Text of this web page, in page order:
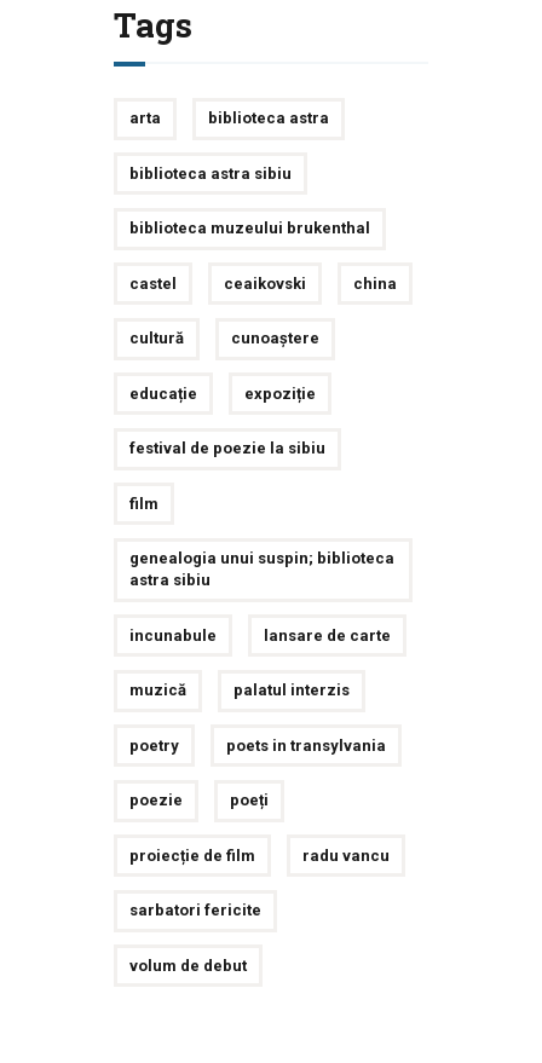
Tags
arta biblioteca astra
biblioteca astra sibiu
biblioteca muzeului brukenthal
castel ceaikovski china
cultură cunoaștere
educație expoziție
festival de poezie la sibiu
film
genealogia unui suspin; biblioteca
astra sibiu
incunabule lansare de carte
muzică palatul interzis
poetry poets in transylvania
poezie poeți
proiecție de film radu vancu
sarbatori fericite
volum de debut